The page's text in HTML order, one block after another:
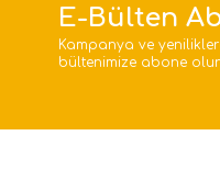
E-Bülten
Kampanya ve
bültenimize abone